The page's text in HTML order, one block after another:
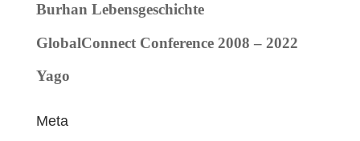
Burhan Lebensgeschichte
GlobalConnect Conference 2008 – 2022
Yago
Meta